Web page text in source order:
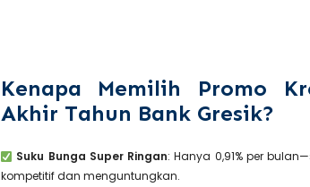
Kenapa Memilih Promo
Akhir Tahun Bank Gresik?
Suku Bunga Super Ringan: Hanya 0,91% per
kompetitif dan menguntungkan.